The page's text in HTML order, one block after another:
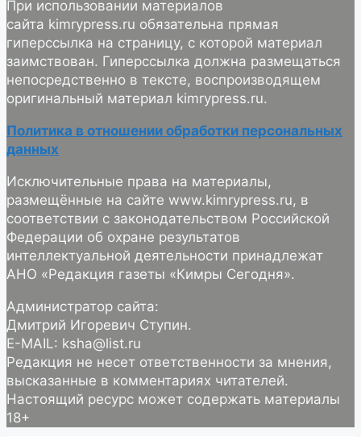
При использовании материалов
сайта kimrypress.ru обязательна прямая
гиперссылка на страницу, с которой материал
заимствован. Гиперссылка должна размещаться
непосредственно в тексте, воспроизводящем
оригинальный материал kimrypress.ru.
Политика в отношении обработки персональных
данных
Исключительные права на материалы,
размещённые на сайте www.kimrypress.ru, в
соответствии с законодательством Российской
Федерации об охране результатов
интеллектуальной деятельности принадлежат
АНО «Редакция газеты «Кимры Сегодня».
Администратор сайта:
Дмитрий Игоревич Ступин.
E-MAIL: ksha@list.ru
Редакция не несет ответственности за мнения,
высказанные в комментариях читателей.
Настоящий ресурс может содержать материалы
18+